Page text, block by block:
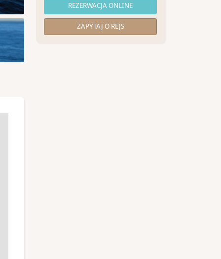
REZERWACJA ONLINE
ZAPYTAJ O REJS